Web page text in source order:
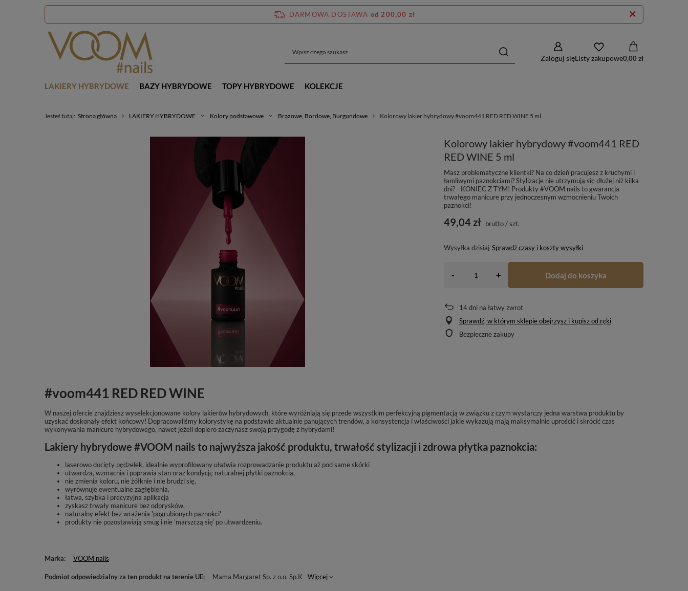
DARMOWA DOSTAWA od 200,00 zł
Zaloguj sięListy zakupowe0,00 zł
LAKIERY HYBRYDOWE BAZY HYBRYDOWE TOPY HYBRYDOWE KOLEKCJE
Jesteś tutaj: Strona główna LAKIERY HYBRYDOWE Kolory podstawowe Brązowe, Bordowe, Burgundowe Kolorowy lakier hybrydowy #voom441 RED RED WINE 5 ml
Kolorowy lakier hybrydowy #voom441 RED
RED WINE 5 ml
Masz problematyczne klientki? Na co dzień pracujesz z kruchymi i
łamliwymi paznokciami? Stylizacje nie utrzymują się dłużej niż kilka
dni? - KONIEC Z TYM! Produkty #VOOM nails to gwarancja
trwałego manicure przy jednoczesnym wzmocnieniu Twoich
paznokci!
Wysyłkadzisiaj Sprawdź czasy i koszty wysyłki
49,04 zł brutto/szt.
- + Dodaj do koszyka
14dni na łatwy zwrot
Sprawdź, w którym sklepie obejrzysz i kupisz od ręki
Bezpieczne zakupy
#voom441 RED RED WINE
W naszej ofercie znajdziesz wyselekcjonowane kolory lakierów hybrydowych, które wyróżniają się przede wszystkim perfekcyjną pigmentacją w związku z czym wystarczy jedna warstwa produktu by
uzyskać doskonały efekt końcowy! Dopracowaliśmy kolorystykę na podstawie aktualnie panujących trendów, a konsystencja i właściwości jakie wykazują mają maksymalnie uprościć i skrócić czas
wykonywania manicure hybrydowego, nawet jeżeli dopiero zaczynasz swoją przygodę z hybrydami!
Lakiery hybrydowe #VOOM nails to najwyższa jakość produktu, trwałość stylizacji i zdrowa płytka paznokcia:
laserowo docięty pędzelek, idealnie wyprofilowany ułatwia rozprowadzanie produktu aż pod same skórki
utwardza, wzmacnia i poprawia stan oraz kondycję naturalnej płytki paznokcia,
nie zmienia koloru, nie żółknie i nie brudzi się,
wyrównuje ewentualne zagłębienia,
łatwa, szybka i precyzyjna aplikacja
zyskasz trwały manicure bez odprysków,
naturalny efekt bez wrażenia 'pogrubionych paznokci'
produkty nie pozostawiają smug i nie 'marszczą się' po utwardzeniu.
Marka VOOM nails
Podmiot odpowiedzialny za ten produkt na terenie UE Mama Margaret Sp. z o.o. Sp.K Więcej